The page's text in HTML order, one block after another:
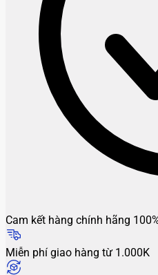
Cam kết hàng chính hãng
Miễn phí giao hàng từ 1.000K